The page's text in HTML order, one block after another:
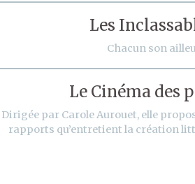
Les
Chacun son
Le Cinéma des
Dirigée par Carole Aurouet, elle
rapports qu’entretient la création